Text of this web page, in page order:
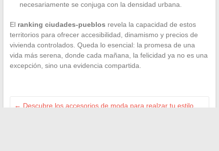
necesariamente se conjuga con la densidad urbana.
El ranking ciudades-pueblos revela la capacidad de estos
territorios para ofrecer accesibilidad, dinamismo y precios de
vivienda controlados. Queda lo esencial: la promesa de una
vida más serena, donde cada mañana, la felicidad ya no es una
excepción, sino una evidencia compartida.
← Descubre los accesorios de moda para realzar tu estilo